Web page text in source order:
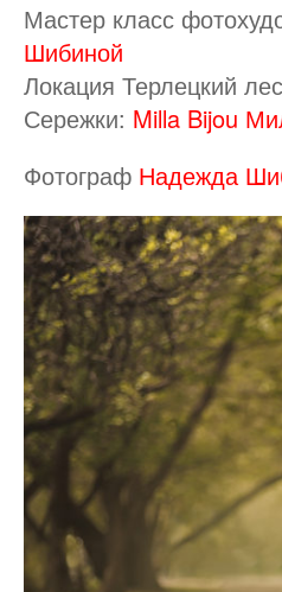
Мастер класс
Шибиной
Локация Терлецкий
Сережки: Milla Bijou
Фотограф Надежда